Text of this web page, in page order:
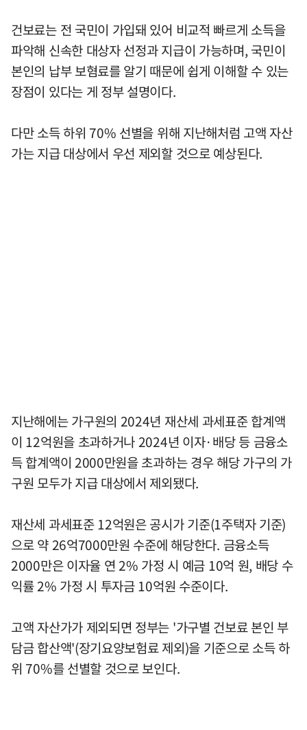
건보료는 전 국민이 가입돼 있어 비교적 빠르게 소득을
파악해 신속한 대상자 선정과 지급이 가능하며, 국민이
본인의 납부 보혐료를 알기 때문에 쉽게 이해할 수 있는
장점이 있다는 게 정부 설명이다.
다만 소득 하위 70% 선별을 위해 지난해처럼 고액 자산
가는 지급 대상에서 우선 제외할 것으로 예상된다.
지난해에는 가구원의 2024년 재산세 과세표준 합계액
이 12억원을 초과하거나 2024년 이자·배당 등 금융소
득 합계액이 2000만원을 초과하는 경우 해당 가구의 가
구원 모두가 지급 대상에서 제외됐다.
재산세 과세표준 12억원은 공시가 기준(1주택자 기준)
으로 약 26억7000만원 수준에 해당한다. 금융소득
2000만은 이자율 연 2% 가정 시 예금 10억 원, 배당 수
익률 2% 가정 시 투자금 10억원 수준이다.
고액 자산가가 제외되면 정부는 '가구별 건보료 본인 부
담금 합산액'(장기요양보험료 제외)을 기준으로 소득 하
위 70%를 선별할 것으로 보인다.